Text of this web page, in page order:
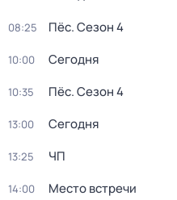
08:25 Пёс. Сезон 4
10:00 Сегодня
10:35 Пёс. Сезон 4
13:00 Сегодня
13:25 ЧП
14:00 Место встречи